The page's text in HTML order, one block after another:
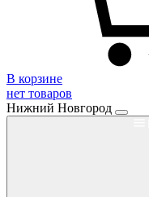
В корзине
нет товаров
Нижний Новгород